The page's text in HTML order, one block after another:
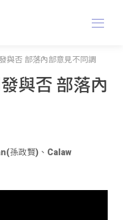
與否 部落內部意見不同調
與否 部落內
孫政賢) 、 Calaw